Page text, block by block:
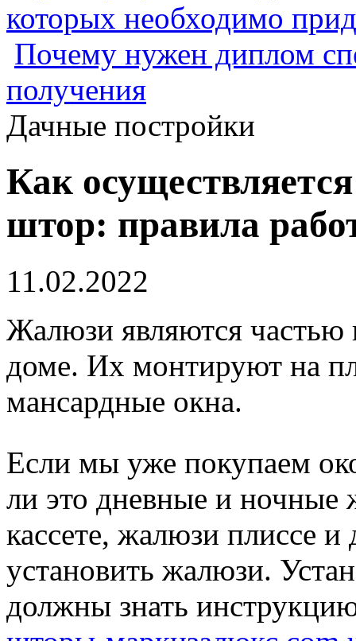
которых необходимо
Почему нужен диплом
получения
Дачные постройки
Как
штор: правила
11.02.2022
Жалюзи являются частью
доме. Их монтируют на
мансардные окна.
Если мы уже покупаем
ли это дневные и
кассете, жалюзи плиссе
установить жалюзи.
должны знать